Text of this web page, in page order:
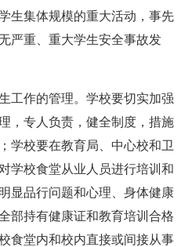
生集体规模的重大活动，事先
严重、重大学生安全事故发
工作的管理。学校要切实加强
，专人负责，健全制度，措施
学校要在教育局、中心校和卫
学校食堂从业人员进行培训和
显品行问题和心理、身体健康
部持有健康证和教育培训合格
食堂内和校内直接或间接从事